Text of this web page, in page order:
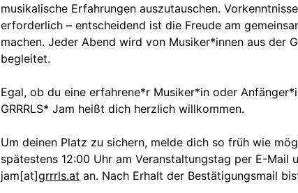
musikalische Erfahrungen auszutauschen.
erforderlich – entscheidend ist die Freude am
machen. Jeder Abend wird von Musiker*innen aus der
begleitet.
Egal, ob du eine erfahrene*r Musiker*in oder
GRRRLS* Jam heißt dich herzlich willkommen.
Um deinen Platz zu sichern, melde dich so früh wie
spätestens 12:00 Uhr am Veranstaltungstag per E-Mail
jam[at]grrrls.at an. Nach Erhalt der Bestätigungsmail